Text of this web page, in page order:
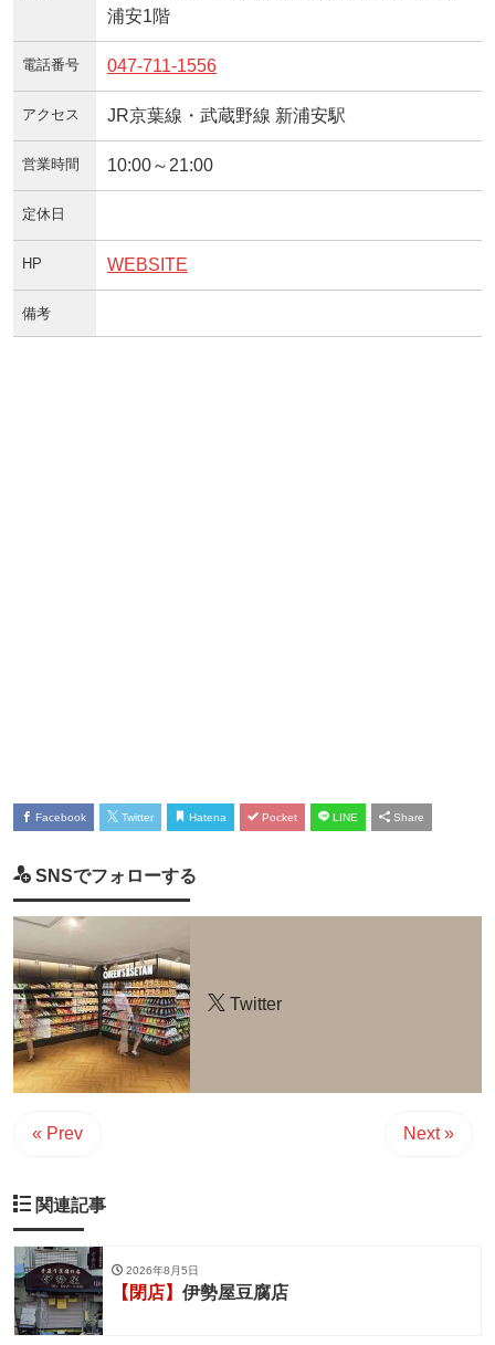
浦安1階
電話番号 047-711-1556
アクセス JR京葉線・武蔵野線 新浦安駅
営業時間 10:00～21:00
定休日
HP WEBSITE
備考
Facebook Twitter Hatena Pocket LINE Share
SNSでフォローする
Twitter
« Prev Next »
関連記事
2026年8月5日
【閉店】 伊勢屋豆腐店